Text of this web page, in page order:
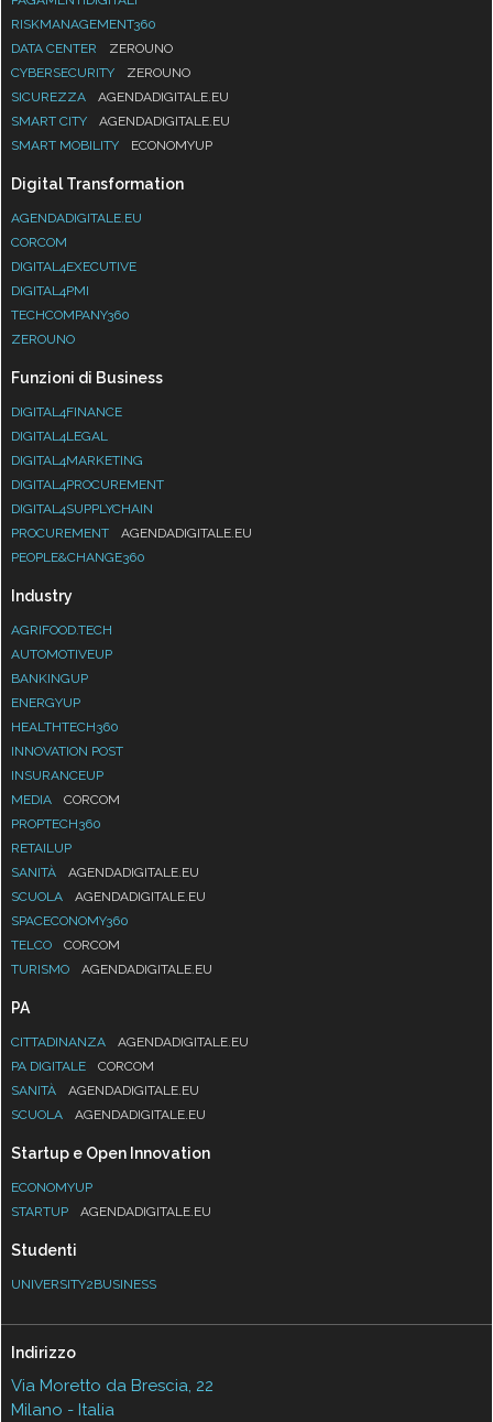
RISKMANAGEMENT360
DATA CENTER
ZEROUNO
CYBERSECURITY
ZEROUNO
SICUREZZA
AGENDADIGITALE.EU
SMART CITY
AGENDADIGITALE.EU
SMART MOBILITY
ECONOMYUP
Digital Transformation
AGENDADIGITALE.EU
CORCOM
DIGITAL4EXECUTIVE
DIGITAL4PMI
TECHCOMPANY360
ZEROUNO
Funzioni di Business
DIGITAL4FINANCE
DIGITAL4LEGAL
DIGITAL4MARKETING
DIGITAL4PROCUREMENT
DIGITAL4SUPPLYCHAIN
PROCUREMENT
AGENDADIGITALE.EU
PEOPLE&CHANGE360
Industry
AGRIFOOD.TECH
AUTOMOTIVEUP
BANKINGUP
ENERGYUP
HEALTHTECH360
INNOVATION POST
INSURANCEUP
MEDIA
CORCOM
PROPTECH360
RETAILUP
SANITÀ
AGENDADIGITALE.EU
SCUOLA
AGENDADIGITALE.EU
SPACECONOMY360
TELCO
CORCOM
TURISMO
AGENDADIGITALE.EU
PA
CITTADINANZA
AGENDADIGITALE.EU
PA DIGITALE
CORCOM
SANITÀ
AGENDADIGITALE.EU
SCUOLA
AGENDADIGITALE.EU
Startup e Open Innovation
ECONOMYUP
STARTUP
AGENDADIGITALE.EU
Studenti
UNIVERSITY2BUSINESS
Indirizzo
Via Moretto da Brescia, 22
Milano - Italia